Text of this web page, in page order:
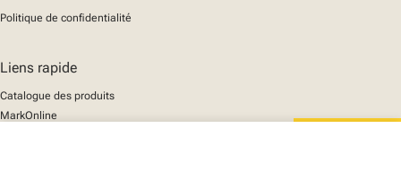
Politique de confidentialité
Liens rapide
Catalogue des produits
MarkOnline